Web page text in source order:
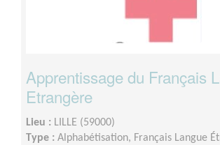
Apprentissage du Français
Etrangère
Lieu : LILLE (59000)
Type : Alphabétisation, Français Langue